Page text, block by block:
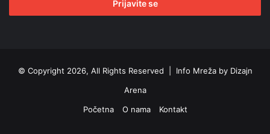
© Copyright 2026, All Rights Reserved | Info Mreža by Dizajn
Arena
Početna
O nama Kontakt